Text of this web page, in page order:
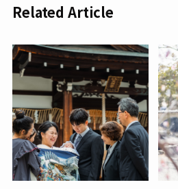
Related Article